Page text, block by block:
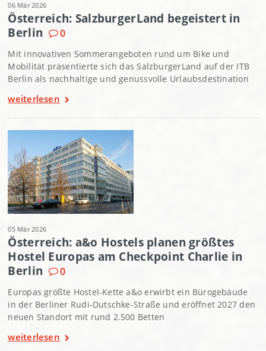
06 Mär 2026
Österreich: SalzburgerLand begeistert in
Berlin
0
Mit innovativen Sommerangeboten rund um Bike und
Mobilität präsentierte sich das SalzburgerLand auf der ITB
Berlin als nachhaltige und genussvolle Urlaubsdestination
weiterlesen
05 Mär 2026
Österreich: a&o Hostels planen größtes
Hostel Europas am Checkpoint Charlie in
Berlin
0
Europas größte Hostel-Kette a&o erwirbt ein Bürogebäude
in der Berliner Rudi-Dutschke-Straße und eröffnet 2027 den
neuen Standort mit rund 2.500 Betten
weiterlesen